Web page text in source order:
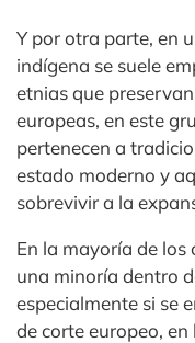
Y por otra parte, en
indígena se suele
etnias que
europeas, en este
pertenecen a
estado moderno y
sobrevivir a la
En la mayoría de los
una minoría dentro
especialmente si se
de corte europeo,